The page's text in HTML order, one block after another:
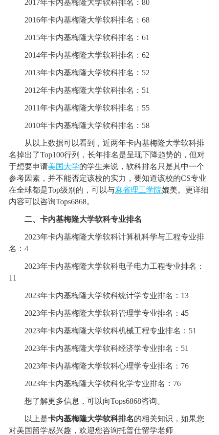
2017年卡内基梅隆大学软科排名：80
2016年卡内基梅隆大学软科排名：68
2015年卡内基梅隆大学软科排名：61
2014年卡内基梅隆大学软科排名：62
2013年卡内基梅隆大学软科排名：52
2012年卡内基梅隆大学软科排名：51
2011年卡内基梅隆大学软科排名：55
2010年卡内基梅隆大学软科排名：58
从以上数据可以看到，近两年卡内基梅隆大学软科排
名掉出了Top100行列，长年排名是呈现下降趋势的，但对
于想要申请美国大学的学生来说，软科排名只是其中一个
参考因素，并不能否定该校的实力，要知道该校的CS专业
在全球都是Top级别的，可以与麻省理工学院媲美。更详细
内容可以咨询Tops6868。
二、卡内基梅隆大学软科专业排名
2023年卡内基梅隆大学软科计算机科学与工程专业排
名：4
2023年卡内基梅隆大学软科电子电力工程专业排名：
11
2023年卡内基梅隆大学软科统计学专业排名：13
2023年卡内基梅隆大学软科管理学专业排名：45
2023年卡内基梅隆大学软科机械工程专业排名：51
2023年卡内基梅隆大学软科经济学专业排名：51
2023年卡内基梅隆大学软科心理学专业排名：76
2023年卡内基梅隆大学软科化学专业排名：76
想了解更多信息，可以向Tops6868咨询。
以上是卡内基梅隆大学软科排名的相关知识，如果您
对美国留学感兴趣，欢迎您咨询托普仕留学老师